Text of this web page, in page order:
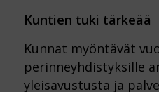
Kuntien tuki tärkeää
Kunnat myöntävät
perinneyhdistyksille
yleisavustusta ja